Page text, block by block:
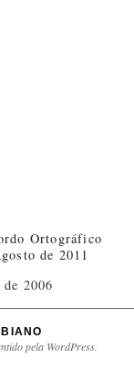
Ortográfico
de 2011
2006
pela WordPress.